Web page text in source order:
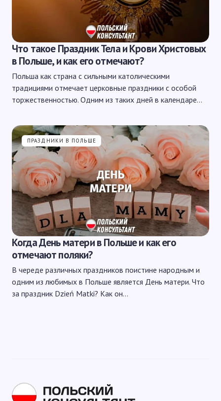
Что такое Праздник Тела и Крови Христовых
в Польше, и как его отмечают?
Польша как страна с сильными католическими
традициями отмечает церковные праздники с особой
торжественностью. Одним из таких дней в календаре…
ПРАЗДНИКИ В ПОЛЬШЕ
Когда День матери в Польше и как его
отмечают поляки?
В череде различных праздников поистине народным и
одним из любимых в Польше является День матери. Что
за праздник Dzień Matki? Как он…